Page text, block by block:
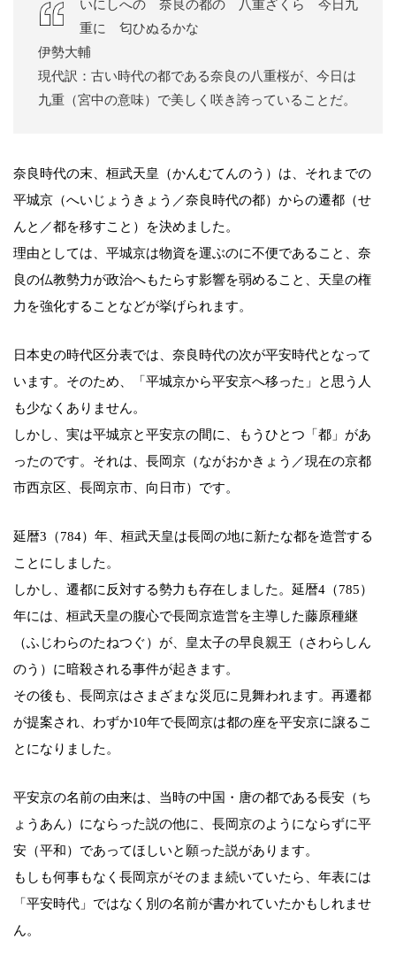
いにしへの 奈良の都の 八重ざくら 今日九
重に 匂ひぬるかな
伊勢大輔
現代訳：古い時代の都である奈良の八重桜が、今日は
九重（宮中の意味）で美しく咲き誇っていることだ。
奈良時代の末、桓武天皇（かんむてんのう）は、それまでの
平城京（へいじょうきょう／奈良時代の都）からの遷都（せ
んと／都を移すこと）を決めました。
理由としては、平城京は物資を運ぶのに不便であること、奈
良の仏教勢力が政治へもたらす影響を弱めること、天皇の権
力を強化することなどが挙げられます。
日本史の時代区分表では、奈良時代の次が平安時代となって
います。そのため、「平城京から平安京へ移った」と思う人
も少なくありません。
しかし、実は平城京と平安京の間に、もうひとつ「都」があ
ったのです。それは、長岡京（ながおかきょう／現在の京都
市西京区、長岡京市、向日市）です。
延暦3（784）年、桓武天皇は長岡の地に新たな都を造営する
ことにしました。
しかし、遷都に反対する勢力も存在しました。延暦4（785）
年には、桓武天皇の腹心で長岡京造営を主導した藤原種継
（ふじわらのたねつぐ）が、皇太子の早良親王（さわらしん
のう）に暗殺される事件が起きます。
その後も、長岡京はさまざまな災厄に見舞われます。再遷都
が提案され、わずか10年で長岡京は都の座を平安京に譲るこ
とになりました。
平安京の名前の由来は、当時の中国・唐の都である長安（ち
ょうあん）にならった説の他に、長岡京のようにならずに平
安（平和）であってほしいと願った説があります。
もしも何事もなく長岡京がそのまま続いていたら、年表には
「平安時代」ではなく別の名前が書かれていたかもしれませ
ん。